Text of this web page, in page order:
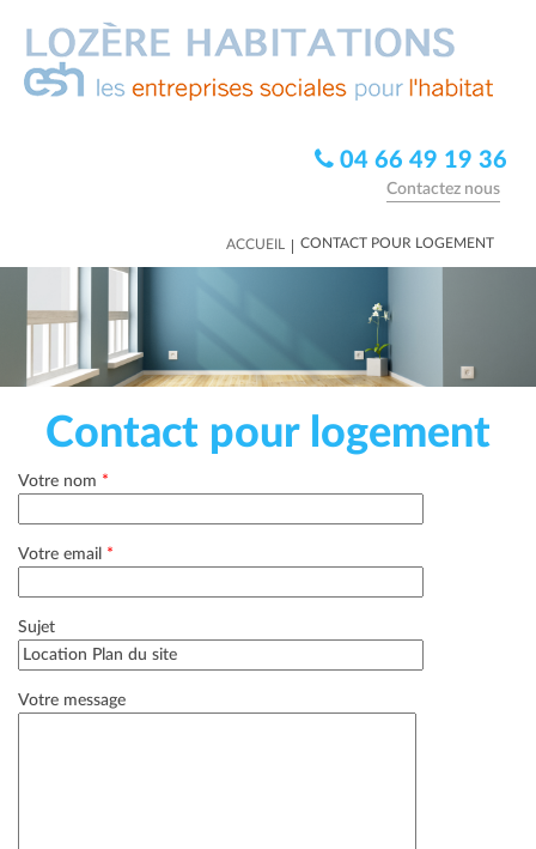
04 66 49 19 36
Contactez nous
ACCUEIL | CONTACT POUR LOGEMENT
Contact pour logement
Votre nom *
Votre email *
Sujet
Votre message